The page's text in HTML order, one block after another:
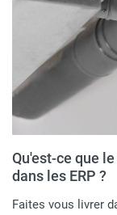
Qu'est-ce que
dans les ERP ?
Faites vous livrer